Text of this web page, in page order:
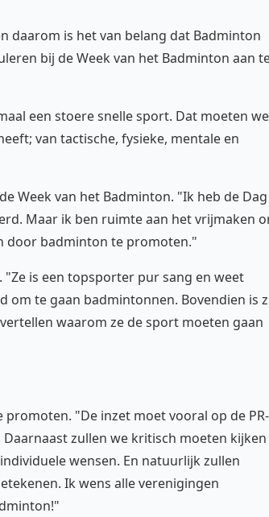
daarom is het van belang dat Badminton
bij de Week van het Badminton aan
een stoere snelle sport. Dat moeten we
van tactische, fysieke, mentale en
Week van het Badminton. "Ik heb de Dag
Maar ik ben ruimte aan het vrijmaken
door badminton te promoten."
is een topsporter pur sang en weet
om te gaan badmintonnen. Bovendien is
waarom ze de sport moeten gaan
"De inzet moet vooral op de PR-
zullen we kritisch moeten kijken
wensen. En natuurlijk zullen
Ik wens alle verenigingen